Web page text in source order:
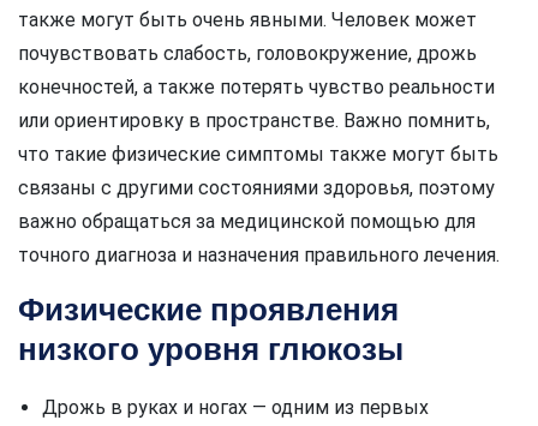
также могут быть очень явными. Человек может
почувствовать слабость, головокружение, дрожь
конечностей, а также потерять чувство реальности
или ориентировку в пространстве. Важно помнить,
что такие физические симптомы также могут быть
связаны с другими состояниями здоровья, поэтому
важно обращаться за медицинской помощью для
точного диагноза и назначения правильного лечения.
Физические проявления
низкого уровня глюкозы
Дрожь в руках и ногах — одним из первых